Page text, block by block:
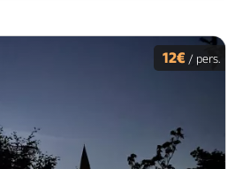
12€ / pers.